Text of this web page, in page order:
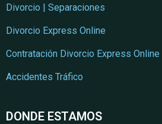
Divorcio | Separaciones
Divorcio Express Online
Contratación Divorcio Express Online
Accidentes Tráfico
DONDE ESTAMOS